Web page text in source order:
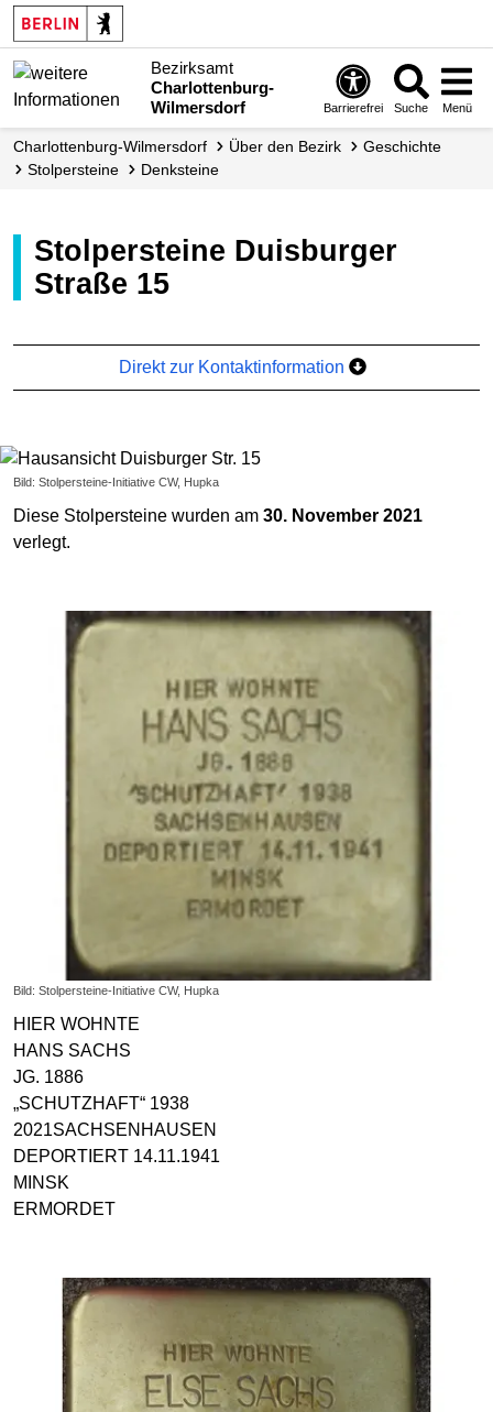
Bezirksamt
Charlottenburg-
Wilmersdorf
Barrierefrei Suche Menü
Charlottenburg-Wilmersdorf Über den Bezirk
Geschichte
Stolpersteine
Denksteine
Stolpersteine Duisburger
Straße 15
Direkt zur Kontaktinformation
Bild: Stolpersteine-Initiative CW, Hupka
Diese Stolpersteine wurden am 30. November 2021
verlegt.
Bild: Stolpersteine-Initiative CW, Hupka
HIER WOHNTE
HANS SACHS
JG. 1886
„SCHUTZHAFT“ 1938
2021SACHSENHAUSEN
DEPORTIERT 14.11.1941
MINSK
ERMORDET